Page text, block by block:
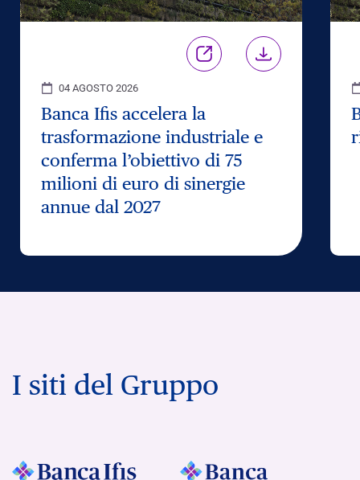
04 AGOSTO 2026
Banca Ifis accelera la
trasformazione industriale e
conferma l’obiettivo di 75
milioni di euro di sinergie
annue dal 2027
I siti del Gruppo